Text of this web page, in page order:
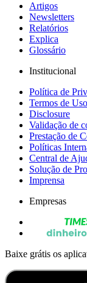
Artigos
Newsletters
Relatórios
Explica
Glossário
Institucional
Política de
Termos de Uso
Disclosure
Validação de
Prestação de
Políticas
Central de
Solução de
Imprensa
Empresas
Baixe grátis os